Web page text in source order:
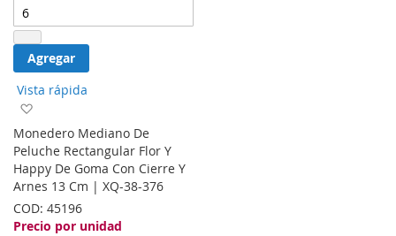
Agregar
Vista rápida
la
lista
de
deseos
Monedero Mediano De
Peluche Rectangular Flor Y
Happy De Goma Con Cierre Y
Arnes 13 Cm | XQ-38-376
COD: 45196
Precio por unidad